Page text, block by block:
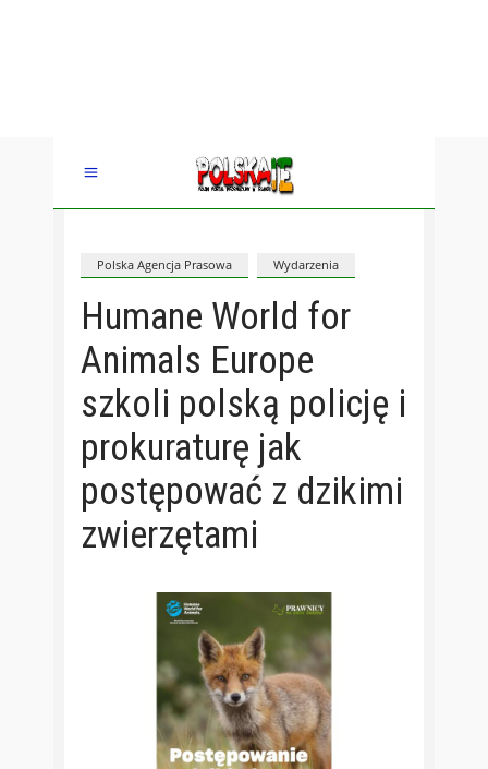
Polska Agencja Prasowa Wydarzenia
Humane World for
Animals Europe
szkoli polską policję i
prokuraturę jak
postępować z dzikimi
zwierzętami